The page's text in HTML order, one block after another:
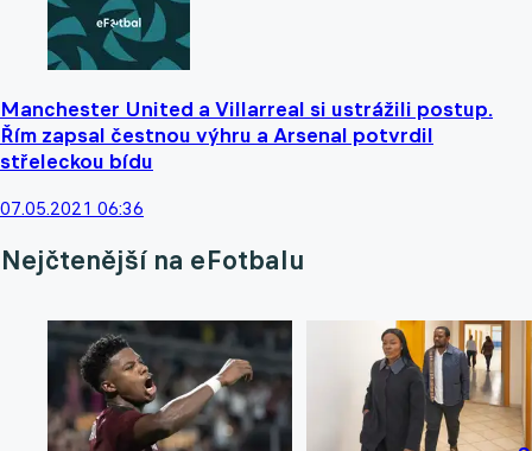
Manchester United a Villarreal si ustrážili postup.
Řím zapsal čestnou výhru a Arsenal potvrdil
střeleckou bídu
07.05.2021 06:36
Nejčtenější na eFotbalu